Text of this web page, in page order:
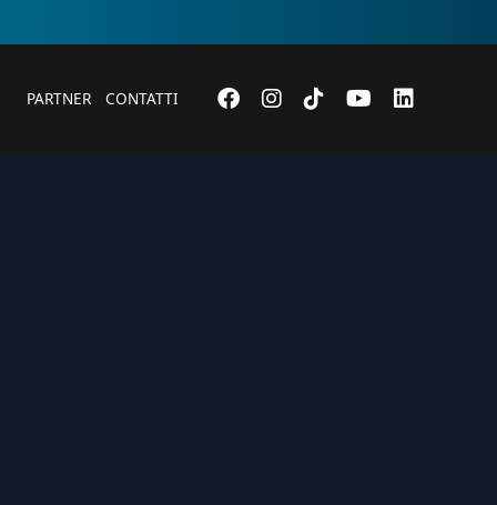
PARTNER CONTATTI